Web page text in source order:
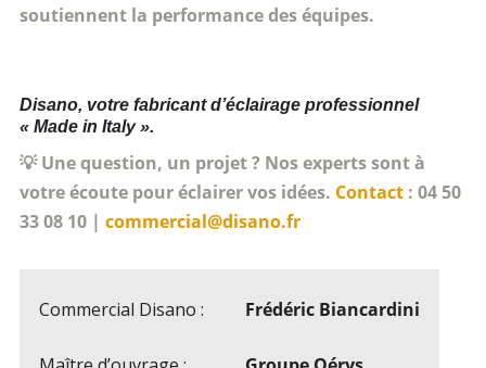
soutiennent la performance des équipes.
Disano, votre fabricant d’éclairage professionnel
« Made in Italy ».
💡 Une question, un projet ? Nos experts sont à
votre écoute pour éclairer vos idées. Contact: 04 50
33 08 10 | commercial@disano.fr
Commercial Disano : Frédéric Biancardini